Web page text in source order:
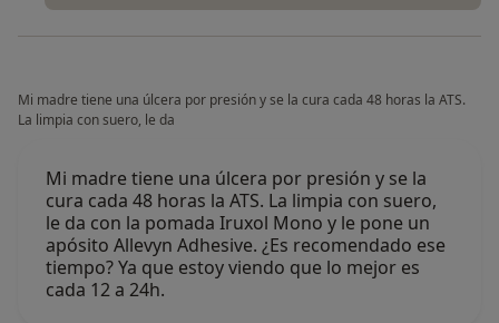
Mi madre tiene una úlcera por presión y se la cura cada 48 horas la ATS.
La limpia con suero, le da
Mi madre tiene una úlcera por presión y se la
cura cada 48 horas la ATS. La limpia con suero,
le da con la pomada Iruxol Mono y le pone un
apósito Allevyn Adhesive. ¿Es recomendado ese
tiempo? Ya que estoy viendo que lo mejor es
cada 12 a 24h.